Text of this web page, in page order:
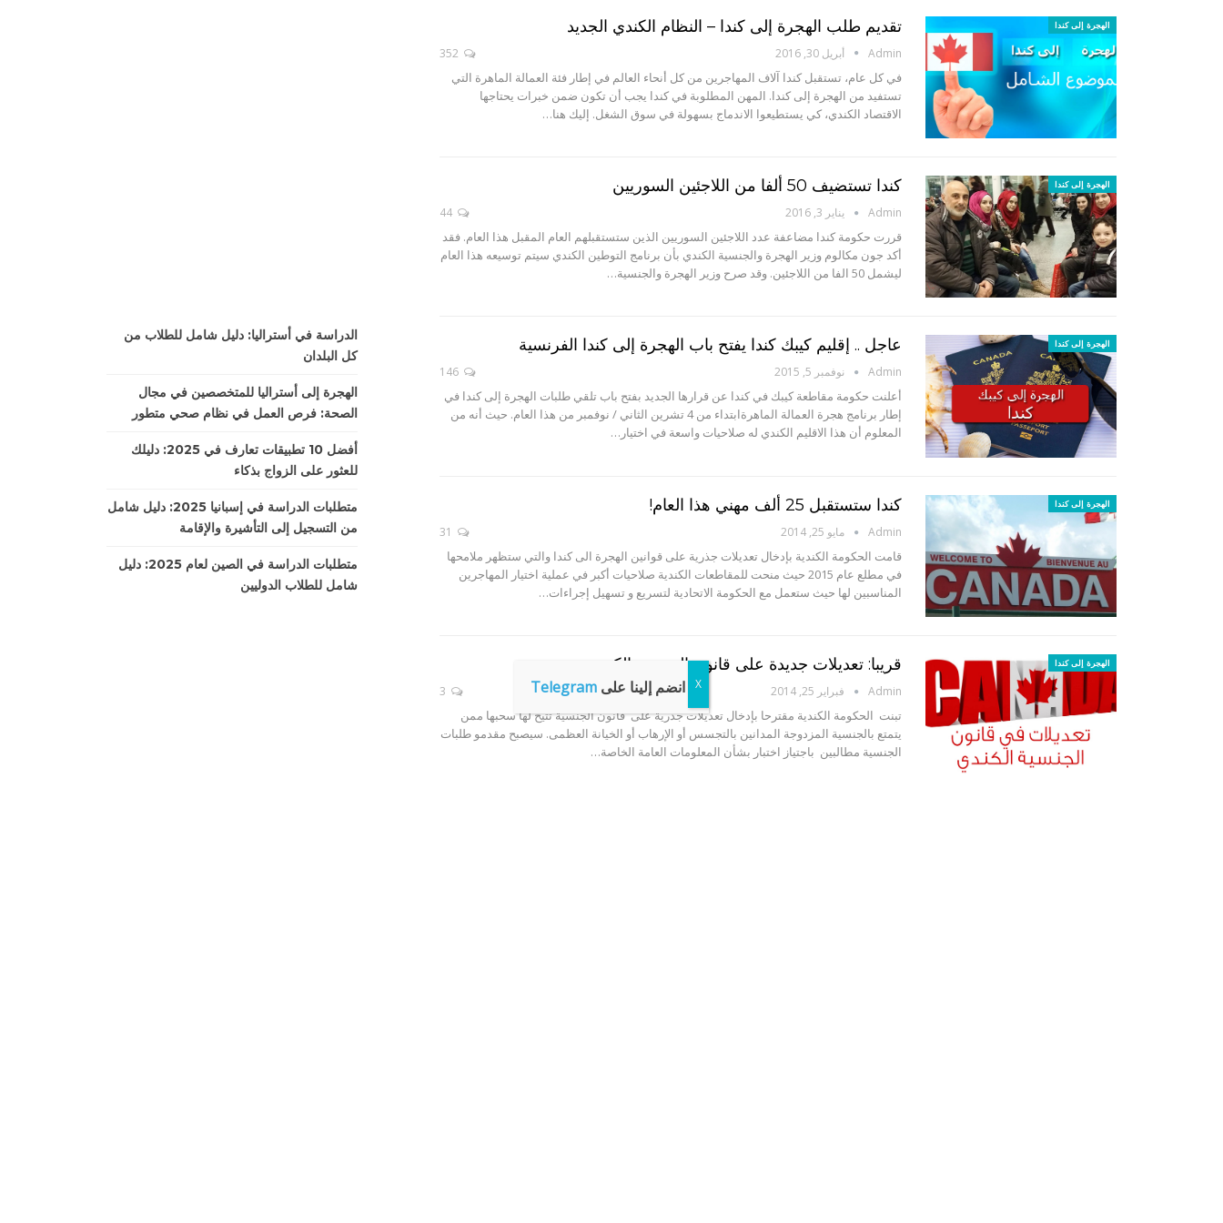
الهجرة إلى كندا تقديم طلب الهجرة إلى كندا – النظام الكندي الجديد
Admin أبريل 30, 2016
في كل عام، تستقبل كندا آلاف المهاجرين من كل أنحاء العالم في إطار فئة العمالة الماهرة التي
تستفيد من الهجرة إلى كندا. المهن المطلوبة في كندا يجب أن تكون ضمن خبرات يحتاجها
الاقتصاد الكندي، كي يستطيعوا الاندماج بسهولة في سوق الشغل. إليك هنا…
الهجرة إلى كندا كندا تستضيف 50 ألفا من اللاجئين السوريين
Admin يناير 3, 2016 44
قررت حكومة كندا مضاعفة عدد اللاجئين السوريين الذين ستستقبلهم العام المقبل هذا العام. فقد
أكد جون مكالوم وزير الهجرة والجنسية الكندي بأن برنامج التوطين الكندي سيتم توسيعه هذا العام
ليشمل 50 الفا من اللاجئين. وقد صرح وزير الهجرة والجنسية…
الهجرة إلى كندا عاجل .. إقليم كيبك كندا يفتح باب الهجرة إلى كندا الفرنسية
Admin نوفمبر 5, 2015 146
أعلنت حكومة مقاطعة كيبك في كندا عن قرارها الجديد بفتح باب تلقي طلبات الهجرة إلى كندا في
إطار برنامج هجرة العمالة الماهرةابتداء من 4 تشرين الثاني / نوفمبر من هذا العام. حيث أنه من
المعلوم أن هذا الاقليم الكندي له صلاحيات واسعة في اختيار…
الهجرة إلى كندا كندا ستستقبل 25 ألف مهني هذا العام!
Admin مايو 25, 2014
قامت الحكومة الكندية بإدخال تعديلات جذرية على قوانين الهجرة الى كندا والتي ستظهر ملامحها
في مطلع عام 2015 حيث منحت للمقاطعات الكندية صلاحيات أكبر في عملية اختيار المهاجرين
المناسبين لها حيث ستعمل مع الحكومة الاتحادية لتسريع و تسهيل إجراءات…
الهجرة إلى كندا قريبا: تعديلات جديدة على قانون الجنسية الكندي
Admin فبراير 25, 2014
تبنت الحكومة الكندية مقترحا بإدخال تعديلات جذرية على قانون الجنسية تتيح لها سحبها ممن
يتمتع بالجنسية المزدوجة المدانين بالتجسس أو الإرهاب أو الخيانة العظمى. سيصبح مقدمو طلبات
الجنسية مطالبين باجتياز اختبار بشأن المعلومات العامة الخاصة…
الدراسة في أستراليا: دليل شامل للطلاب من
كل البلدان
الهجرة إلى أستراليا للمتخصصين في مجال
الصحة: فرص العمل في نظام صحي متطور
أفضل 10 تطبيقات تعارف في 2025: دليلك
للعثور على الزواج بذكاء
متطلبات الدراسة في إسبانيا 2025: دليل شامل
من التسجيل إلى التأشيرة والإقامة
متطلبات الدراسة في الصين لعام 2025: دليل
شامل للطلاب الدوليين
انضم إلينا على Telegram